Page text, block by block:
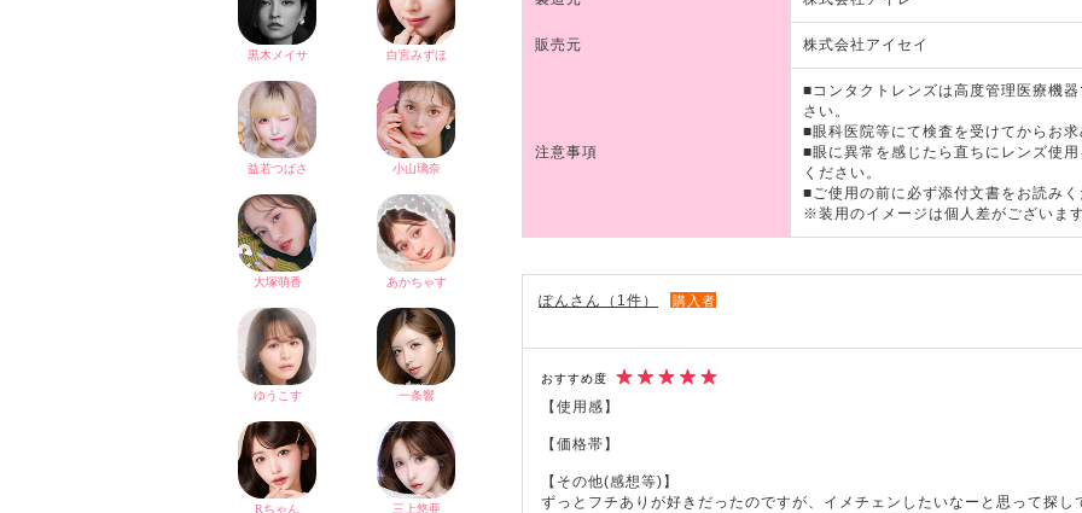
販売元 株式会社アイセイ
注意事項
■コンタクトレンズは高度管理医療機
さい。
■眼科医院等にて検査を受けてからお
■眼に異常を感じたら直ちにレンズ使
ください。
■ご使用の前に必ず添付文書をお読み
※装用のイメージは個人差がございま
ぽんさん（1件） 購入者
おすすめ度
【使用感】
【価格帯】
【その他(感想等)】
ずっとフチありが好きだったのですが、イメチェンしたいなーと思って探